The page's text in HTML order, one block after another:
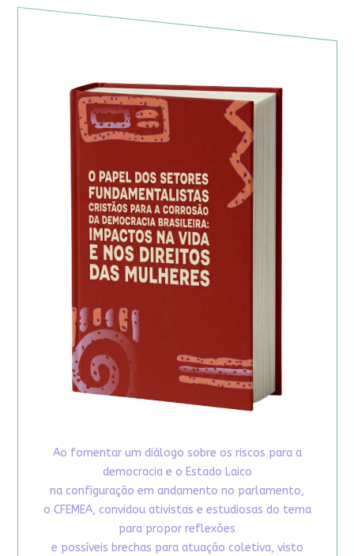
Ao fomentar um diálogo sobre os riscos para a
democracia e o Estado Laico
na configuração em andamento no parlamento,
o CFEMEA, convidou ativistas e estudiosas do tema
para propor reflexões
e possíveis brechas para atuação coletiva, visto